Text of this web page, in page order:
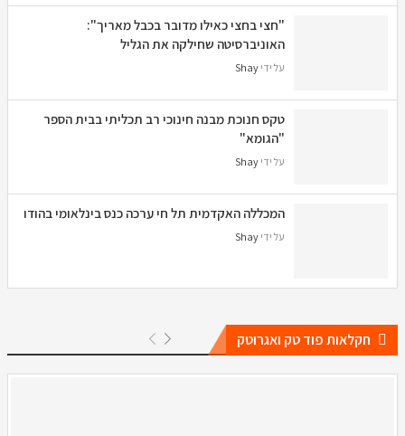
"חצי בחצי כאילו מדובר בכבל מאריך":
האוניברסיטה שחילקה את הגליל
על ידי Shay
טקס חנוכת מבנה חינוכי רב תכליתי בבית הספר
"הגומא"
על ידי Shay
המכללה האקדמית תל חי ערכה כנס בינלאומי בהודו
על ידי Shay
חקלאות פוד טק ואגרוטק